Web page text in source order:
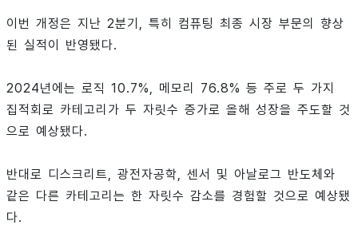
이번 개정은 지난 2분기, 특히 컴퓨팅 최종 시장 부문의 향상
된 실적이 반영됐다.
2024년에는 로직 10.7%, 메모리 76.8% 등 주로 두 가지
집적회로 카테고리가 두 자릿수 증가로 올해 성장을 주도할 것
으로 예상됐다.
반대로 디스크리트, 광전자공학, 센서 및 아날로그 반도체와
같은 다른 카테고리는 한 자릿수 감소를 경험할 것으로 예상됐
다.